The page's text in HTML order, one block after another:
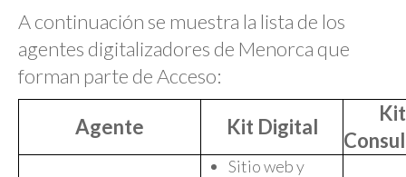
A continuación se muestra la lista de los
agentes digitalizadores de Menorca que
forman parte de Acceso:
Agente Kit Digital
Kit
Sitio web y